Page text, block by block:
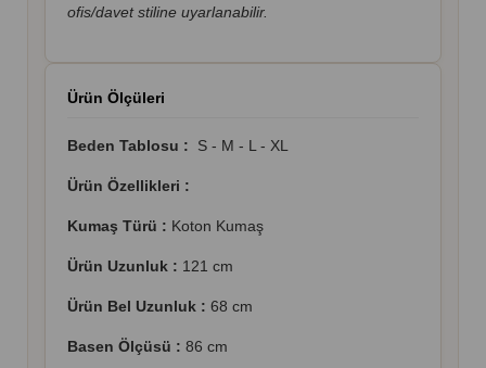
ofis/davet stiline uyarlanabilir.
Ürün Ölçüleri
Beden Tablosu : S - M - L - XL
Ürün Özellikleri :
Kumaş Türü : Koton Kumaş
Ürün Uzunluk : 121 cm
Ürün Bel Uzunluk : 68 cm
Basen Ölçüsü : 86 cm